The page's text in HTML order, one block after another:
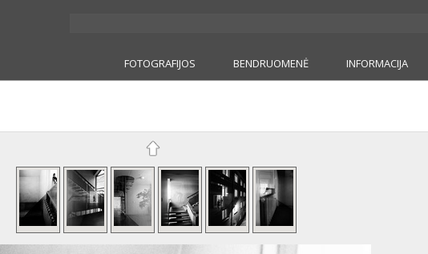
FOTOGRAFIJOS BENDRUOMENĖ INFORMACIJA